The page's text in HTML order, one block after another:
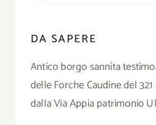
DA SAPERE
Antico borgo sannita
delle Forche Caudine del
dalla Via Appia patrimonio